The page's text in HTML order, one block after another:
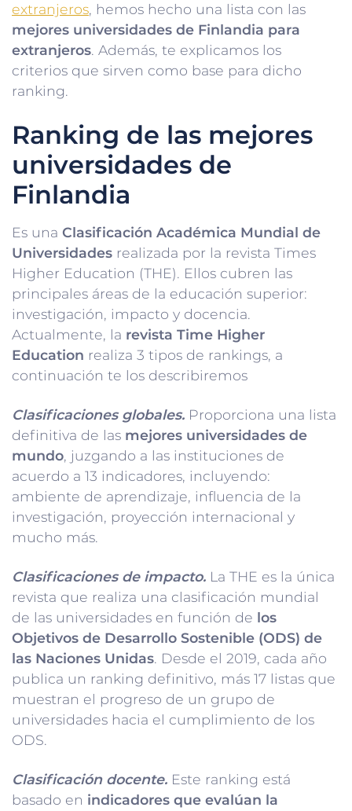
extranjeros, hemos hecho una lista con las
mejores universidades de Finlandia para
extranjeros. Además, te explicamos los
criterios que sirven como base para dicho
ranking.
Ranking de las mejores
universidades de
Finlandia
Es una Clasificación Académica Mundial de
Universidades realizada por la revista Times
Higher Education (THE). Ellos cubren las
principales áreas de la educación superior:
investigación, impacto y docencia.
Actualmente, la revista Time Higher
Education realiza 3 tipos de rankings, a
continuación te los describiremos
Clasificaciones globales. Proporciona una lista
definitiva de las mejores universidades de
mundo, juzgando a las instituciones de
acuerdo a 13 indicadores, incluyendo:
ambiente de aprendizaje, influencia de la
investigación, proyección internacional y
mucho más.
Clasificaciones de impacto. La THE es la única
revista que realiza una clasificación mundial
de las universidades en función de los
Objetivos de Desarrollo Sostenible (ODS) de
las Naciones Unidas. Desde el 2019, cada año
publica un ranking definitivo, más 17 listas que
muestran el progreso de un grupo de
universidades hacia el cumplimiento de los
ODS.
Clasificación docente. Este ranking está
basado en indicadores que evalúan la